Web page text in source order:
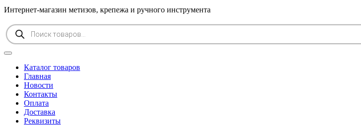
Интернет-магазин метизов, крепежа и ручного инструмента
Поиск
товаров
Каталог товаров
Главная
Новости
Контакты
Оплата
Доставка
Реквизиты